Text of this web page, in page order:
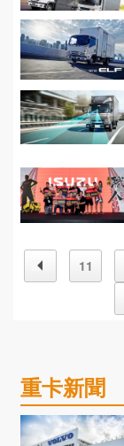
11
重卡新聞